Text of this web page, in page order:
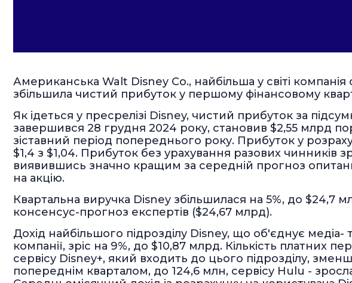
Американська Walt Disney Co., найбільша у світі компанія
збільшила чистий прибуток у першому фінансовому
Як ідеться у пресрелізі Disney, чистий прибуток за
завершився 28 грудня 2024 року, становив $2,55 млрд
зіставний період попереднього року. Прибуток у
$1,4 з $1,04. Прибуток без урахування разових чинників
виявившись значно кращим за середній прогноз
на акцію.
Квартальна виручка Disney збільшилася на 5%, до
консенсус-прогноз експертів ($24,67 млрд).
Дохід найбільшого підрозділу Disney, що об'єднує медіа-
компанії, зріс на 9%, до $10,87 млрд. Кількість платних
сервісу Disney+, який входить до цього підрозділу,
попереднім кварталом, до 124,6 млн, сервісу Hulu -